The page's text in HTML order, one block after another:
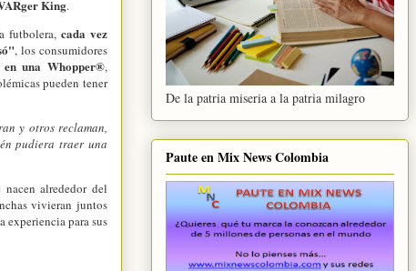
King.
futbolera, cada vez
, los consumidores
una Whopper®,
pueden tener
y otros reclaman,
pudiera traer una
alrededor del
vivieran juntos
experiencia para sus
De la patria miseria a la patria milagro
Paute en Mix News Colombia